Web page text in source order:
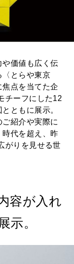
価値も広く伝
〈とらや東京
焦点を当てた企
チーフにした12
ともに展示。
紹介や実際に
代を超え、昨
がりを見せる世
容が入れ
示。